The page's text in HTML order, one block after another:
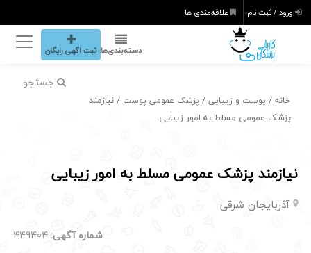
ورود / ثبت نام علاقه‌مندی ها
دسته‌بندی‌ها ثبت اگهی رایگان
جستجو
خانه / پوست و زیبایی / پزشک عمومی پوست / نیازمند
پزشک عمومی مسلط به امور زیبایی
نیازمند پزشک عمومی مسلط به امور زیبایی
آذربایجان شرقی
شماره آگهی: 449404